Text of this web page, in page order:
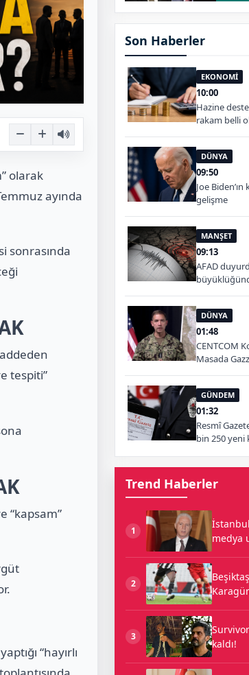
olarak
ayında
sonrasında
tespiti”
“kapsam”
“hayırlı
Son Haberler
EKONOMİ
10:00
Hazine
rakam belli
DÜNYA
09:50
Joe
gelişme
MANŞET
09:13
AFAD
DÜNYA
01:48
CENTCOM
Masada
GÜNDEM
01:32
Resmî
bin 250 yeni
Trend Haberler
1
medya
2
3
kaldı!